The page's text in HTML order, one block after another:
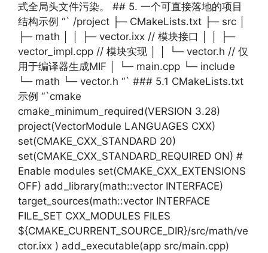
式全局头文件污染。 ## 5. 一个可直接落地的项目
结构示例 “` /project ├─ CMakeLists.txt ├─ src │
├─ math │ │ ├─ vector.ixx // 模块接口 │ │ ├─
vector_impl.cpp // 模块实现 │ │ └─ vector.h // 仅
用于编译器生成MIF │ └─ main.cpp └─ include
└─ math └─ vector.h “` ### 5.1 CMakeLists.txt
示例 “`cmake
cmake_minimum_required(VERSION 3.28)
project(VectorModule LANGUAGES CXX)
set(CMAKE_CXX_STANDARD 20)
set(CMAKE_CXX_STANDARD_REQUIRED ON) #
Enable modules set(CMAKE_CXX_EXTENSIONS
OFF) add_library(math::vector INTERFACE)
target_sources(math::vector INTERFACE
FILE_SET CXX_MODULES FILES
${CMAKE_CURRENT_SOURCE_DIR}/src/math/ve
ctor.ixx ) add_executable(app src/main.cpp)